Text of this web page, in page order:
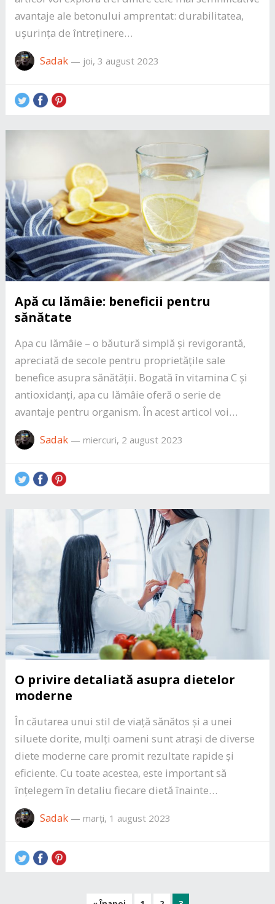
avantaje ale betonului amprentat: durabilitatea,
ușurința de întreținere…
Sadak— joi, 3 august 2023
Apă cu lămâie: beneficii pentru
sănătate
Apa cu lămâie – o băutură simplă și revigorantă,
apreciată de secole pentru proprietățile sale
benefice asupra sănătății. Bogată în vitamina C și
antioxidanți, apa cu lămâie oferă o serie de
avantaje pentru organism. În acest articol voi…
Sadak— miercuri, 2 august 2023
O privire detaliată asupra dietelor
moderne
În căutarea unui stil de viață sănătos și a unei
siluete dorite, mulți oameni sunt atrași de diverse
diete moderne care promit rezultate rapide și
eficiente. Cu toate acestea, este important să
înțelegem în detaliu fiecare dietă înainte…
Sadak— marți, 1 august 2023